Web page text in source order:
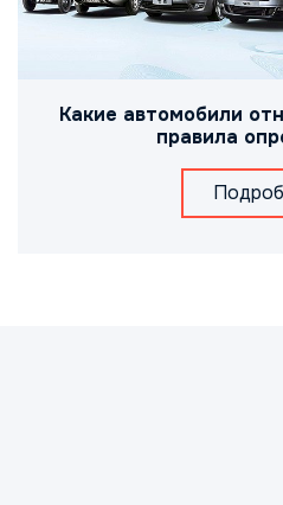
Какие автомобили
правила